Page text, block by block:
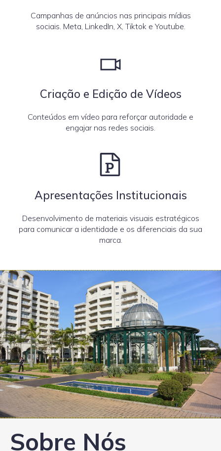
Campanhas de anúncios nas principais mídias
sociais. Meta, LinkedIn, X, Tiktok e Youtube.
Criação e Edição de Vídeos
Conteúdos em vídeo para reforçar autoridade e
engajar nas redes sociais.
Apresentações Institucionais
Desenvolvimento de materiais visuais estratégicos
para comunicar a identidade e os diferenciais da sua
marca.
Sobre Nós